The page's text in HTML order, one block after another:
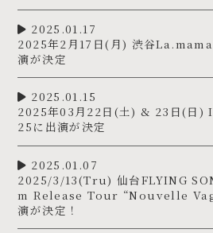
2025.01.17
2025年2月17日(月) 渋谷
演が決定
2025.01.15
2025年03月22日(土) & 23日(日)
25に出演が決定
2025.01.07
2025/3/13(Tru) 仙台FLYING
m Release Tour “Nouvelle
演が決定！